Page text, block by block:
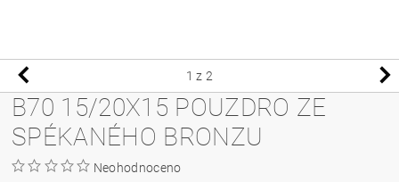
1 z 2
B70 15/20X15 POUZDRO ZE
SPÉKANÉHO BRONZU
Neohodnoceno